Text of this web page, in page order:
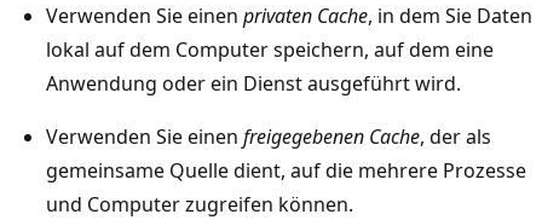
Verwenden Sie einen privaten Cache, in dem Sie Daten
lokal auf dem Computer speichern, auf dem eine
Anwendung oder ein Dienst ausgeführt wird.
Verwenden Sie einen freigegebenen Cache, der als
gemeinsame Quelle dient, auf die mehrere Prozesse
und Computer zugreifen können.